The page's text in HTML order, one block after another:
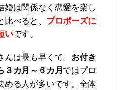
婚は関係なく恋愛を楽し
べると、 プロポーズに
いです。
は最も早くて、 お付き
３カ月～６カ月 ではプロ
める人が多いです。全体